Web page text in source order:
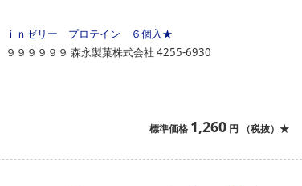
ｉｎゼリー プロテイン ６個入★
９９９９９９ 森永製菓株式会社 4255-6930
標準価格 1,260 円 （税抜）★